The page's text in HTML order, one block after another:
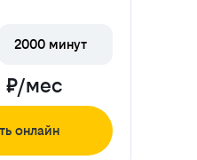
2000 минут
₽/мес
онлайн